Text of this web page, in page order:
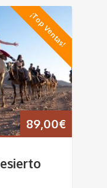
¡Top Ventas!
89,00€